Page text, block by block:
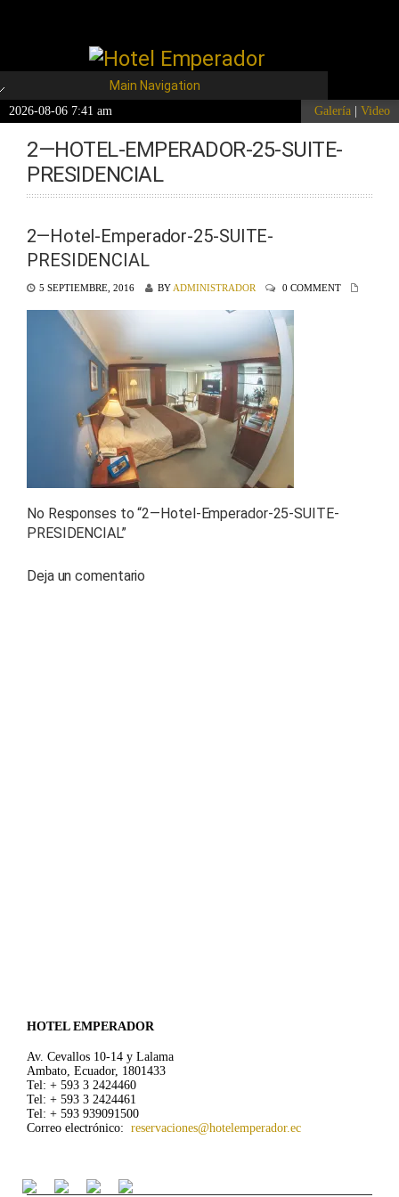
Main Navigation
2026-08-06 7:41 am Galería | Video
2—HOTEL-EMPERADOR-25-SUITE-
PRESIDENCIAL
2—Hotel-Emperador-25-SUITE-
PRESIDENCIAL
5 SEPTIEMBRE, 2016 BY ADMINISTRADOR 0 COMMENT
No Responses to “2—Hotel-Emperador-25-SUITE-
PRESIDENCIAL”
Deja un comentario
HOTEL EMPERADOR
Av. Cevallos 10-14 y Lalama
Ambato, Ecuador, 1801433
Tel: + 593 3 2424460
Tel: + 593 3 2424461
Tel: + 593 939091500
Correo electrónico: reservaciones@hotelemperador.ec